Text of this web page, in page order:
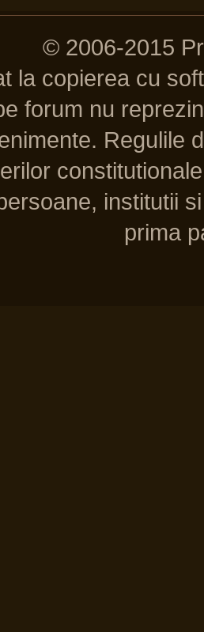
© 2006-2015
la copierea cu
forum nu
Regulile
institutii
prima